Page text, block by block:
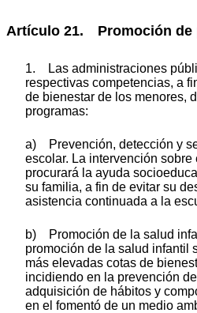
Artículo 21. Promoción de
1. Las administraciones
respectivas competencias, a
de bienestar de los menores,
programas:
a) Prevención, detección y
escolar. La intervención
procurará la ayuda
su familia, a fin de evitar su
asistencia continuada a la
b) Promoción de la salud
promoción de la salud infantil
más elevadas cotas de
incidiendo en la prevención
adquisición de hábitos y
en el fomentó de un medio